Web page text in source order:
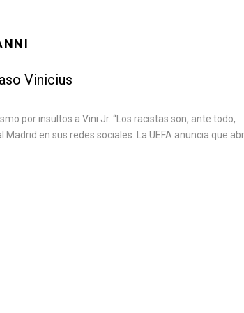
Vinicius
por insultos a Vini Jr. “Los racistas son, ante todo,
en sus redes sociales. La UEFA anuncia que